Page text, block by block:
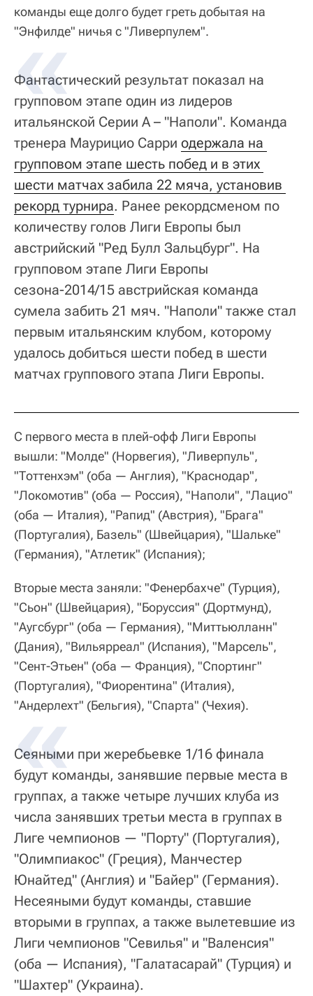
команды еще долго будет греть добытая на
"Энфилде" ничья с "Ливерпулем".
Фантастический результат показал на
групповом этапе один из лидеров
итальянской Серии А – "Наполи". Команда
тренера Маурицио Сарри одержала на
групповом этапе шесть побед и в этих
шести матчах забила 22 мяча, установив
рекорд турнира. Ранее рекордсменом по
количеству голов Лиги Европы был
австрийский "Ред Булл Зальцбург". На
групповом этапе Лиги Европы
сезона-2014/15 австрийская команда
сумела забить 21 мяч. "Наполи" также стал
первым итальянским клубом, которому
удалось добиться шести побед в шести
матчах группового этапа Лиги Европы.
С первого места в плей-офф Лиги Европы
вышли: "Молде" (Норвегия), "Ливерпуль",
"Тоттенхэм" (оба — Англия), "Краснодар",
"Локомотив" (оба — Россия), "Наполи", "Лацио"
(оба — Италия), "Рапид" (Австрия), "Брага"
(Португалия), Базель" (Швейцария), "Шальке"
(Германия), "Атлетик" (Испания);
Вторые места заняли: "Фенербахче" (Турция),
"Сьон" (Швейцария), "Боруссия" (Дортмунд),
"Аугсбург" (оба — Германия), "Миттьюлланн"
(Дания), "Вильярреал" (Испания), "Марсель",
"Сент-Этьен" (оба — Франция), "Спортинг"
(Португалия), "Фиорентина" (Италия),
"Андерлехт" (Бельгия), "Спарта" (Чехия).
Сеяными при жеребьевке 1/16 финала
будут команды, занявшие первые места в
группах, а также четыре лучших клуба из
числа занявших третьи места в группах в
Лиге чемпионов — "Порту" (Португалия),
"Олимпиакос" (Греция), Манчестер
Юнайтед" (Англия) и "Байер" (Германия).
Несеяными будут команды, ставшие
вторыми в группах, а также вылетевшие из
Лиги чемпионов "Севилья" и "Валенсия"
(оба — Испания), "Галатасарай" (Турция) и
"Шахтер" (Украина).